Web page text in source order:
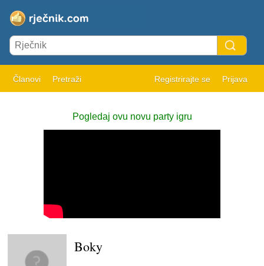
Članovi Pretraži Registrirajte se Prijava
Pogledaj ovu novu party igru
Boky